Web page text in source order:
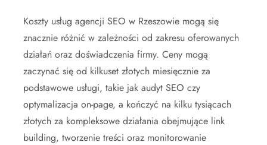
Koszty usług agencji SEO w Rzeszowie mogą się
znacznie różnić w zależności od zakresu oferowanych
działań oraz doświadczenia firmy. Ceny mogą
zaczynać się od kilkuset złotych miesięcznie za
podstawowe usługi, takie jak audyt SEO czy
optymalizacja on-page, a kończyć na kilku tysiącach
złotych za kompleksowe działania obejmujące link
building, tworzenie treści oraz monitorowanie